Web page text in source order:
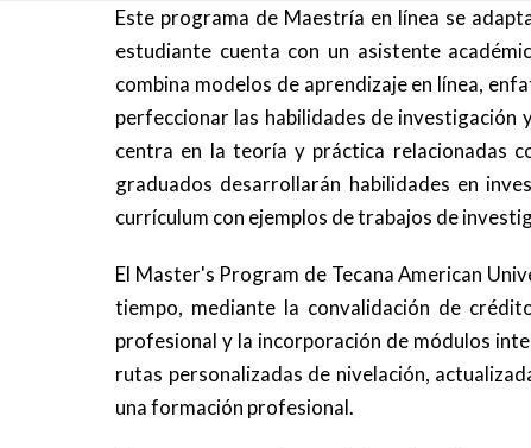
Este programa de Maestría en línea se
estudiante cuenta con un asistente
combina modelos de aprendizaje en línea,
perfeccionar las habilidades de investigación
centra en la teoría y práctica relacionadas
graduados desarrollarán habilidades en
currículum con ejemplos de trabajos de
El Master's Program de Tecana American
tiempo, mediante la convalidación de
profesional y la incorporación de módulos
rutas personalizadas de nivelación,
una formación profesional.